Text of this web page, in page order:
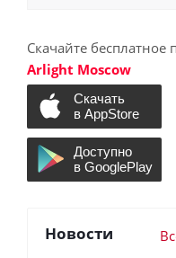
Скачайте
Arlight Moscow
Новости